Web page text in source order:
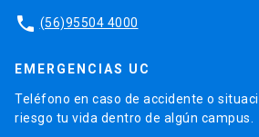
phone (56)95504 4000
EMERGENCIAS UC
Teléfono en caso de accidente o
riesgo tu vida dentro de algún campus.